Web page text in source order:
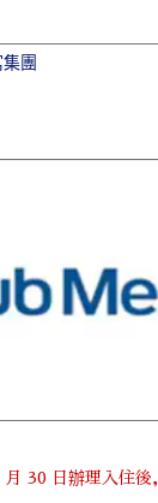
團
月 30 日辦理入住後